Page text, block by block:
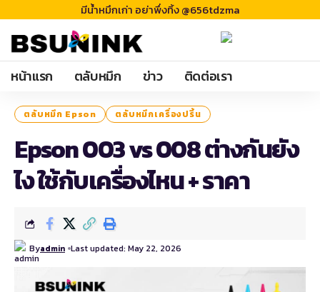
มีน้ำหมึกเก่า อย่าพึ่งทิ้ง @656tdzma
หน้าแรก ตลับหมึก ข่าว ติดต่อเรา
ตลับหมึก Epson ตลับหมึกเครื่องปริ้น
Epson 003 vs 008 ต่างกันยัง
ไง ใช้กับเครื่องไหน + ราคา
Byadmin Last updated: May 22, 2026